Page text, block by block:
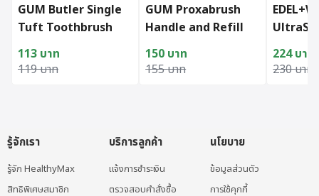
GUM Butler Single
Tuft Toothbrush
(คละสี)
119บาท
Original price was: 119 บาท.
113 บาท
Current price is: 113 บาท.
GUM Proxabrush
Handle and Refill
(412)
155บาท
Original price was: 155 บาท.
150 บาท
Current price is: 150 บาท.230บาท
Original
224บาท
Current
รู้จักเรา
รู้จัก HealthyMax
สิทธิพิเศษสมาชิก
บริการลูกค้า
แจ้งการชำระเงิน
ตรวจสอบคำสั่งซื้อ
นโยบาย
ข้อมูลส่วนตัว
การใช้คุกกี้